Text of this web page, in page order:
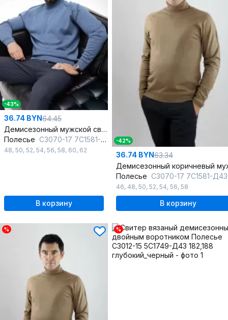
-43%
36.74 BYN64.45
Демисезонный мужской свитер прямого силуэта с воротником
Полесье С3070-17 7С1581-Д43 182,188 габардин
48, 50, 52, 54, 56, 58, 60, 62
В корзину
-42%
36.74 BYN63.34
Полесье С3070-17 7С1581-Д43 170,176
46, 48, 50, 52, 54, 56, 58
В корзину
% %